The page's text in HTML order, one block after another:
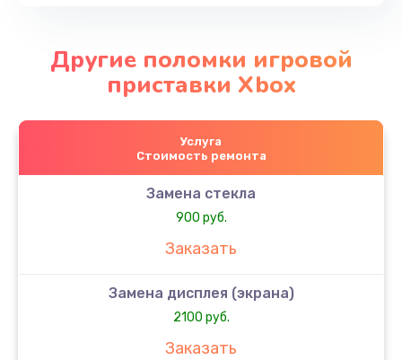
Другие поломки игровой
приставки Xbox
Услуга
Стоимость ремонта
Замена стекла
900 руб.
Заказать
Замена дисплея (экрана)
2100 руб.
Заказать